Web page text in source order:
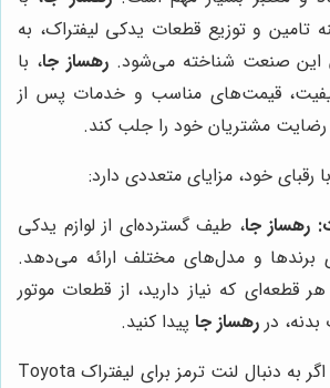
تامین و توزیع قطعات یدکی لیفتراک، به
این صنعت شناخته می‌شود.رهساز جا، با
قیمت‌های مناسب و خدمات پس از
رضایت مشتریان خود را جلب کند.
رقبای خود، مزایای متعددی دارد:
رهساز جا، طیف گسترده‌ای از لوازم یدکی
برندها و مدل‌های مختلف ارائه می‌دهد.
قطعه‌ای که نیاز دارید، از قطعات موتور
در رهساز جا پیدا کنید.
به عنوان مثال، اگر به دنبال لنت ترمز برای لیفتراک Toyota